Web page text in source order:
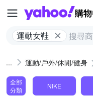
運動女鞋
運動/戶外/休閒/健身
全部
分類
NIKE